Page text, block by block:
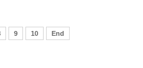
9 10 End